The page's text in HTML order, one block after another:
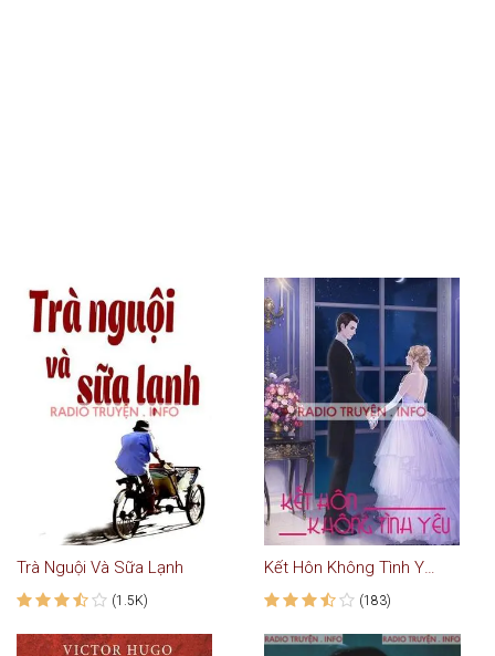
Trà Nguội Và Sữa Lạnh
(1.5K)
Kết Hôn Không Tình Yêu - Truyện Ngôn Tình
(183)